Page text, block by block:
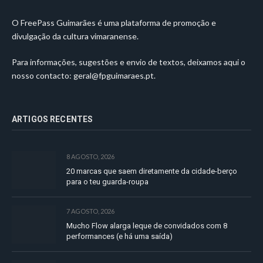
O FreePass Guimarães é uma plataforma de promoção e
divulgação da cultura vimaranense.
Para informações, sugestões e envio de textos, deixamos aqui o
nosso contacto: geral@fpguimaraes.pt.
ARTIGOS RECENTES
8 AGOSTO, 2026
20 marcas que saem diretamente da cidade-berço
para o teu guarda-roupa
7 AGOSTO, 2026
Mucho Flow alarga leque de convidados com 8
performances (e há uma saída)